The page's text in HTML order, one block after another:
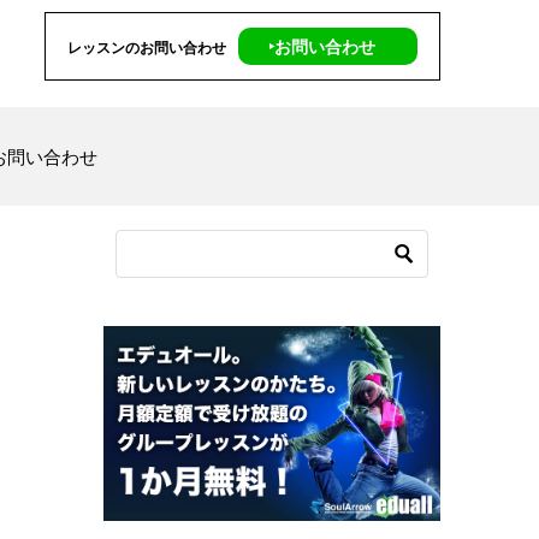
レッスンのお問い合わせ ‣お問い合わせ
問い合わせ